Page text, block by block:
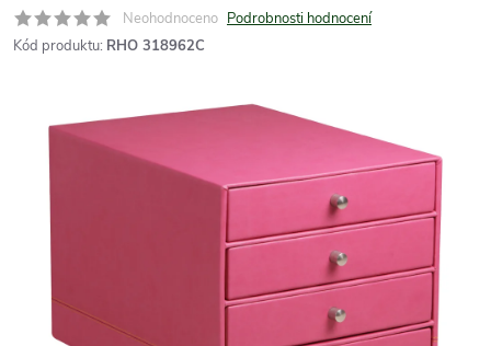
Neohodnoceno Podrobnosti hodnocení
Kód produktu: RHO 318962C